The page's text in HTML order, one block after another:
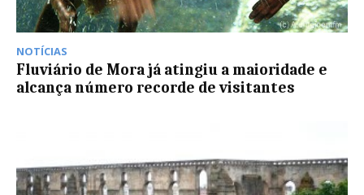
NOTÍCIAS
Fluviário de Mora já atingiu a maioridade e
alcança número recorde de visitantes